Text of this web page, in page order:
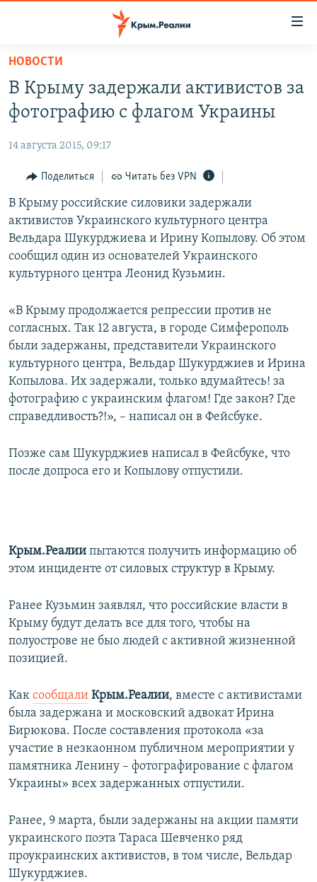
Вернуться
основному
содержанию
Вернутся
навигации
Вернутся
поиску
СПЕЦПРОЕКТЫ
КАРТА ВОЕННЫХ ОБЪЕКТОВ КРЫМА
11 ЛЕТ ОККУПАЦИИ КРЫМА. 11 ИСТОРИЙ СОПРОТИВЛЕНИЯ
ВОДА
ИСТОРИЯ
ЕЩЕ
ИНТЕРАКТИВ
ТЕЛЕПРОЕКТ КРЫМ.РЕАЛИИ
СОВЕТЫ ПРАВОЗАЩИТНИКОВ
ПРОПАВШИЕ БЕЗ ВЕСТИ
ПОБЕДИТЕЛЕЙ НЕ СУДЯТ?
КРЫМ.НЕПОКОРЕННЫЙ
ELIFBE
УКРАИНСКАЯ ПРОБЛЕМА КРЫМА
РАДІО СВОБОДА
КАК ОБОЙТИ БЛОКИРОВКУ
Українською
ПРИСОЕДИНЯЙТЕСЬ!
Все сайты RFE/RL
НОВОСТИ
В Крыму задержали активистов за
фотографию с флагом Украины
14 августа 2015, 09:17
Поделиться Читать без VPN
В Крыму российские силовики задержали
активистов Украинского культурного центра
Вельдара Шукурджиева и Ирину Копылову. Об этом
сообщил один из основателей Украинского
культурного центра Леонид Кузьмин.
«В Крыму продолжается репрессии против не
согласных. Так 12 августа, в городе Симферополь
были задержаны, представители Украинского
культурного центра, Вельдар Шукурджиев и Ирина
Копылова. Их задержали, только вдумайтесь! за
фотографию с украинским флагом! Где закон? Где
справедливость?!», – написал он в Фейсбуке.
Позже сам Шукурджиев написал в Фейсбуке, что
после допроса его и Копылову отпустили.
Крым.Реалии пытаются получить информацию об
этом инциденте от силовых структур в Крыму.
Ранее Кузьмин заявлял, что российские власти в
Крыму будут делать все для того, чтобы на
полуострове не быо людей с активной жизненной
позицией.
Как сообщали Крым.Реалии, вместе с активистами
была задержана и московский адвокат Ирина
Бирюкова. После составления протокола «за
участие в незкаонном публичном мероприятии у
памятника Ленину – фотографирование с флагом
Украины» всех задержанных отпустили.
Ранее, 9 марта, были задержаны на акции памяти
украинского поэта Тараса Шевченко ряд
проукраинских активистов, в том числе, Вельдар
Шукурджиев.